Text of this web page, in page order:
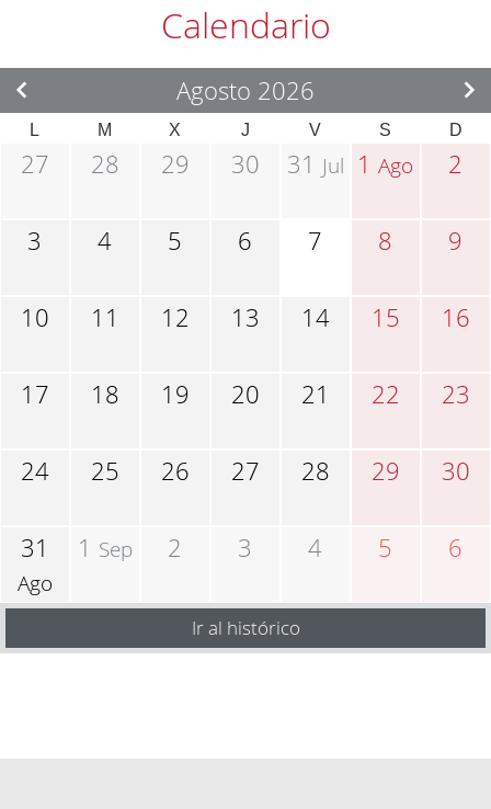
Calendario
Agosto 2026
L M X J V S D
27 28 29 30 31 Jul 1Ago 2
3 4 5 6 7 8 9
10 11 12 13 14 15 16
17 18 19 20 21 22 23
24 25 26 27 28 29 30
31
Ago
1 Sep 2 3 4 5 6
Ir al histórico